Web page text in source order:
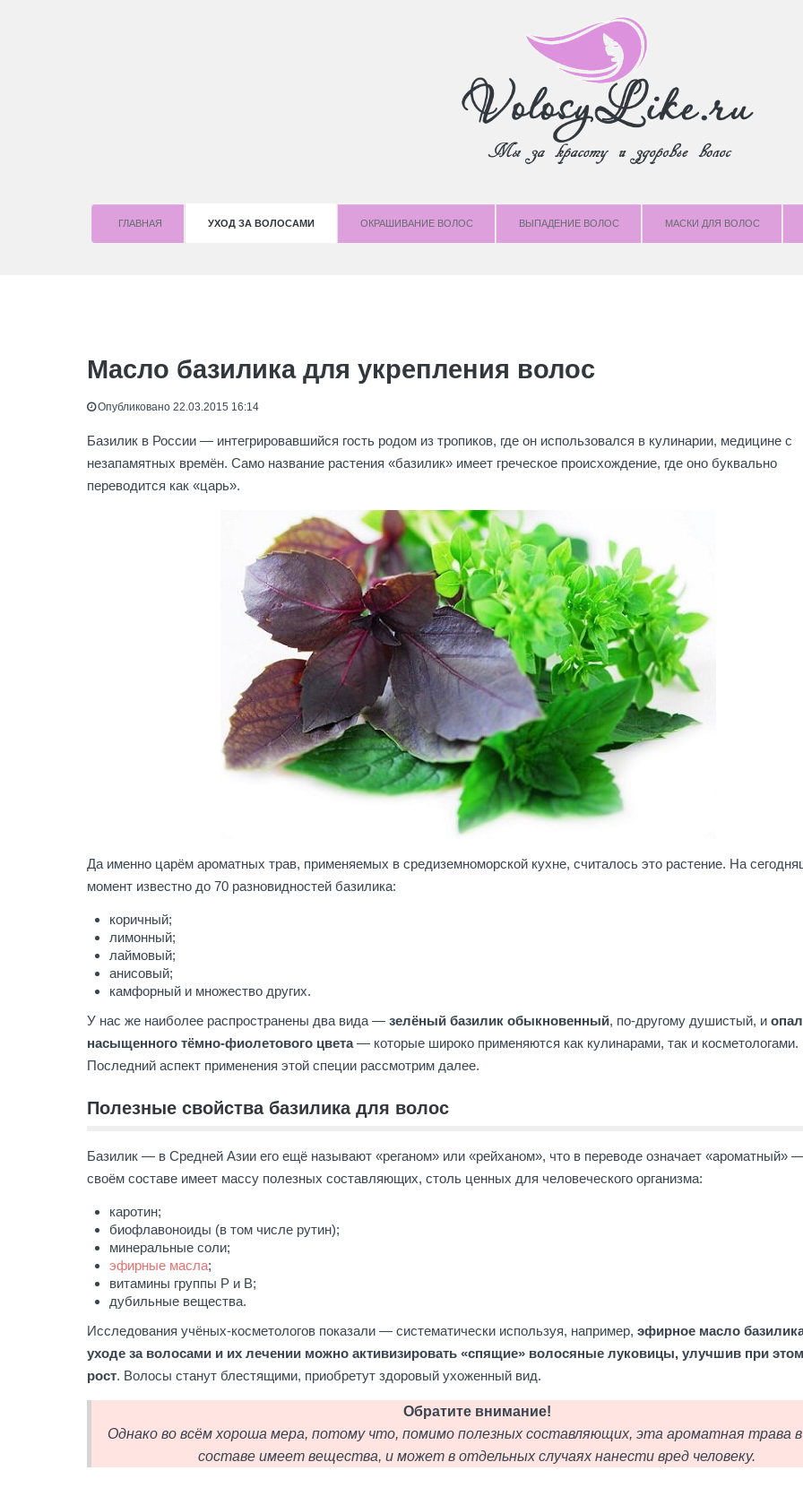
ГЛАВНАЯ УХОД ЗА ВОЛОСАМИ OКРАШИВАНИЕ ВОЛОС ВЫПАДЕНИЕ ВОЛОС МАСКИ ДЛЯ ВОЛОС
Масло базилика для укрепления волос
Опубликовано 22.03.2015 16:14
Базилик в России — интегрировавшийся гость родом из тропиков, где он использовался в кулинарии, медицине с
незапамятных времён. Само название растения «базилик» имеет греческое происхождение, где оно буквально
переводится как «царь».
Да именно царём ароматных трав, применяемых в средиземноморской кухне, считалось это растение. На
момент известно до 70 разновидностей базилика:
коричный;
лимонный;
лаймовый;
анисовый;
камфорный и множество других.
У нас же наиболее распространены два вида — зелёный базилик обыкновенный, по-другому душистый, и
насыщенного тёмно-фиолетового цвета— которые широко применяются как кулинарами, так и косметологами.
Последний аспект применения этой специи рассмотрим далее.
Полезные свойства базилика для волос
Базилик — в Средней Азии его ещё называют «реганом» или «рейханом», что в переводе означает «ароматный»
своём составе имеет массу полезных составляющих, столь ценных для человеческого организма:
каротин;
биофлавоноиды (в том числе рутин);
минеральные соли;
эфирные масла;
витамины группы Р и В;
дубильные вещества.
Исследования учёных-косметологов показали — систематически используя, например, эфирное масло
уходе за волосами и их лечении можно активизировать «спящие» волосяные луковицы, улучшив при
рост. Волосы станут блестящими, приобретут здоровый ухоженный вид.
Обратите внимание!
Однако во всём хороша мера, потому что, помимо полезных составляющих, эта ароматная трава
составе имеет вещества, и может в отдельных случаях нанести вред человеку.